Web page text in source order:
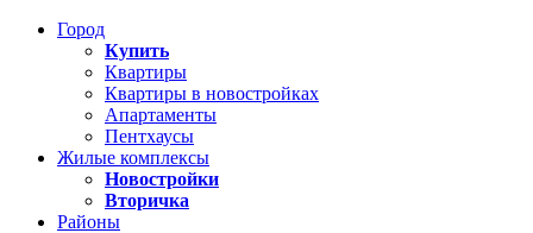
Город
Купить
Квартиры
Квартиры в новостройках
Апартаменты
Пентхаусы
Жилые комплексы
Новостройки
Вторичка
Районы